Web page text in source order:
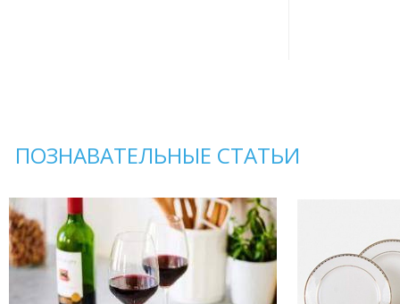
ПОЗНАВАТЕЛЬНЫЕ СТАТЬИ